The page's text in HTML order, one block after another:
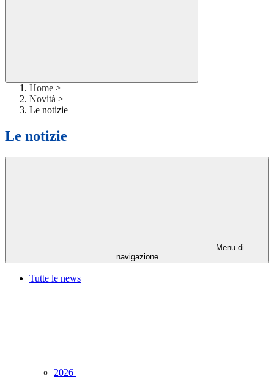
Home >
Novità >
Le notizie
Le notizie
Menu di
navigazione
Tutte le news
2026